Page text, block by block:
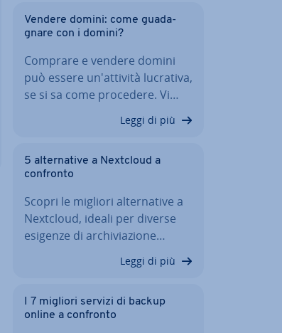
Vendere domini: come gua­da­
gna­re con i domini?
Comprare e vendere domini
può essere un'at­ti­vi­tà lucrativa,
se si sa come procedere. Vi…
Leggi di più
5 al­ter­na­ti­ve a Nextcloud a
confronto
Scopri le migliori al­ter­na­ti­ve a
Nextcloud, ideali per diverse
esigenze di ar­chi­via­zio­ne…
Leggi di più
I 7 migliori servizi di backup
online a confronto